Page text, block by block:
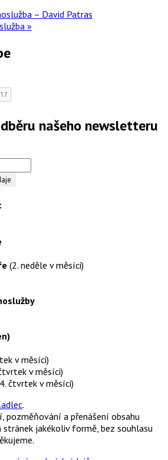
– David Patras
»
našeho newsletteru
(2. neděle v měsíci)
v měsíci)
v měsíci)
čtvrtek v měsíci)
.
pozměňování a přenášení obsahu
jakékoliv formě, bez souhlasu